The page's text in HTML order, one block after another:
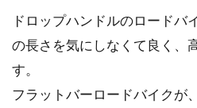
ドロップハンドルのロードバ
の長さを気にしなくて良く、
す。
フラットバーロードバイクが